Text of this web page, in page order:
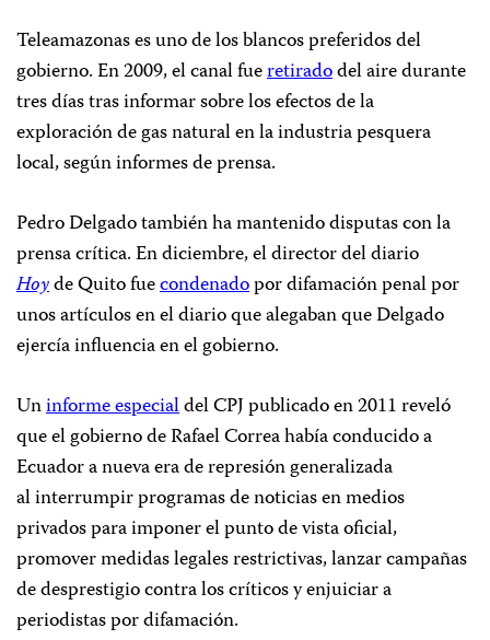
Teleamazonas es uno de los blancos preferidos del
gobierno. En 2009, el canal fueretiradodel aire durante
tres días tras informar sobre los efectos de la
exploración de gas natural en la industria pesquera
local, según informes de prensa.
Pedro Delgado también ha mantenido disputas con la
prensa crítica. En diciembre, el director del diario
Hoyde Quito fuecondenadopor difamación penal por
unos artículos en el diario que alegaban que Delgado
ejercía influencia en el gobierno.
Uninforme especialdel CPJ publicado en 2011 reveló
que el gobierno de Rafael Correa había conducido a
Ecuador a nueva era de represión generalizada
al interrumpir programas de noticias en medios
privados para imponer el punto de vista oficial,
promover medidas legales restrictivas, lanzar campañas
de desprestigio contra los críticos y enjuiciar a
periodistas por difamación.